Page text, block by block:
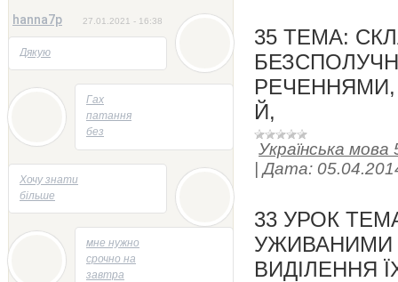
hanna7p 27.01.2021 - 16:38
Дякую
Гах
патання
без
відповідей
Хочу знати
більше
мне нужно
срочно на
завтра
35 ТЕМА:
Й,
Українська мова
|Дата:
33 УРОК
УЖИВАНИМИ
ВИДІЛЕННЯ